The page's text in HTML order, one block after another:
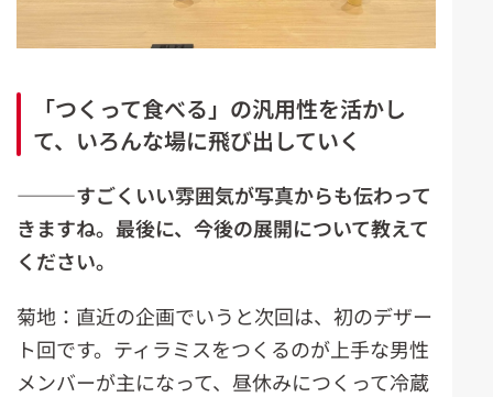
「つくって食べる」の汎用性を活かし
て、いろんな場に飛び出していく
―――すごくいい雰囲気が写真からも伝わって
きますね。最後に、今後の展開について教えて
ください。
菊地：直近の企画でいうと次回は、初のデザー
ト回です。ティラミスをつくるのが上手な男性
メンバーが主になって、昼休みにつくって冷蔵